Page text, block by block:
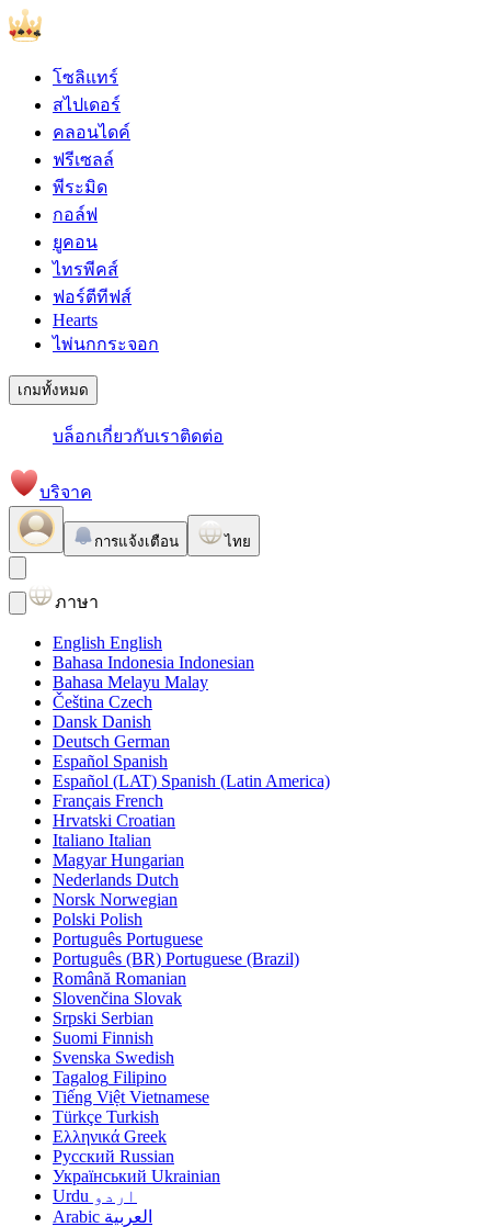
โซลิแทร์
สไปเดอร์
คลอนไดค์
ฟรีเซลล์
พีระมิด
กอล์ฟ
ยูคอน
ไทรพีคส์
ฟอร์ตีทีฟส์
Hearts
ไพ่นกกระจอก
เกมทั้งหมด
บล็อกเกี่ยวกับเราติดต่อ
บริจาค
การแจ้งเตือน ไทย
ภาษา
English English
Bahasa Indonesia Indonesian
Bahasa Melayu Malay
Čeština Czech
Dansk Danish
Deutsch German
Español Spanish
Español (LAT) Spanish (Latin America)
Français French
Hrvatski Croatian
Italiano Italian
Magyar Hungarian
Nederlands Dutch
Norsk Norwegian
Polski Polish
Português Portuguese
Português (BR) Portuguese (Brazil)
Română Romanian
Slovenčina Slovak
Srpski Serbian
Suomi Finnish
Svenska Swedish
Tagalog Filipino
Tiếng Việt Vietnamese
Türkçe Turkish
Ελληνικά Greek
Русский Russian
Український Ukrainian
اردو Urdu
العربية Arabic